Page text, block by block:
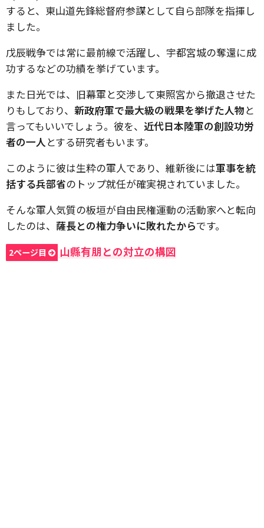
すると、東山道先鋒総督府参謀として自ら部隊を指揮し
ました。
戊辰戦争では常に最前線で活躍し、宇都宮城の奪還に成
功するなどの功績を挙げています。
また日光では、旧幕軍と交渉して東照宮から撤退させた
りもしており、 新政府軍で最大級の戦果を挙げた人物と
言ってもいいでしょう。彼を、 近代日本陸軍の創設功労
者の一人とする研究者もいます。
このように彼は生粋の軍人であり、維新後には軍事を統
括する兵部省のトップ就任が確実視されていました。
そんな軍人気質の板垣が自由民権運動の活動家へと転向
したのは、 薩長との権力争いに敗れたからです。
2ページ目 山縣有朋との対立の構図